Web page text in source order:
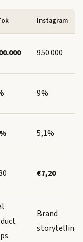
Instagram
950.000
9%
5,1%
€7,20
Brand
storytelling